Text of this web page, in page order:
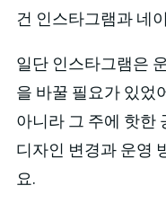
건 인스타그램과 네
일단 인스타그램은
을 바꿀 필요가 있었
아니라 그 주에 핫한
디자인 변경과 운영
요.